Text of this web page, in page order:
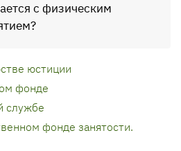
с физическим
юстиции
фонде
службе
фонде занятости.